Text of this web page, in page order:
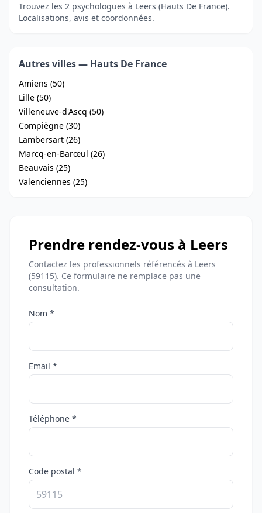
Trouvez les 2 psychologues à Leers (Hauts De France).
Localisations, avis et coordonnées.
Autres villes — Hauts De France
Amiens (50)
Lille (50)
Villeneuve-d'Ascq (50)
Compiègne (30)
Lambersart (26)
Marcq-en-Barœul (26)
Beauvais (25)
Valenciennes (25)
Prendre rendez-vous à Leers
Contactez les professionnels référencés à Leers
(59115). Ce formulaire ne remplace pas une
consultation.
Nom *
Email *
Téléphone *
Code postal *